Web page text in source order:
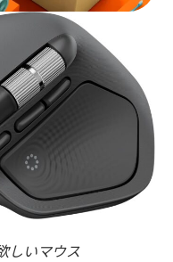
しいマウス